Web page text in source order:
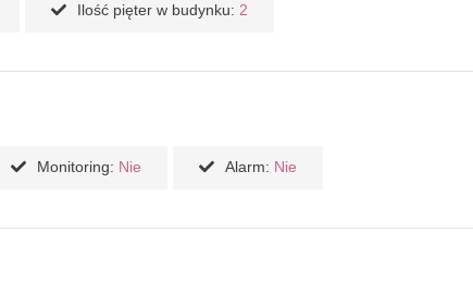
Ilość pięter w budynku: 2
Monitoring: Nie Alarm: Nie